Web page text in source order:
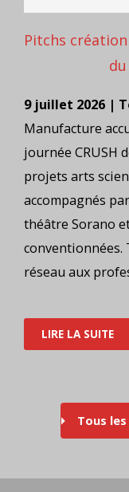
Pitchs
9 juillet 2026 |
Manufacture
journée CRUSH
projets arts
accompagnés
théâtre Sorano
conventionnées.
réseau aux
LIRE LA SUITE
Tous